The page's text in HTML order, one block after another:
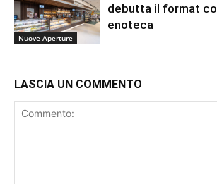
Nuove Aperture
debutta il format
enoteca
LASCIA UN COMMENTO